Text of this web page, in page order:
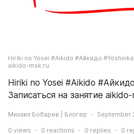
Hiriki no Yosei #Aikido #Айкидо
aikido-msk.ru
Hiriki no Yosei #Aikido
Записаться на занятие
Михаил Бобарев | Блогер September
0 views 0 reactions 0 replies 0